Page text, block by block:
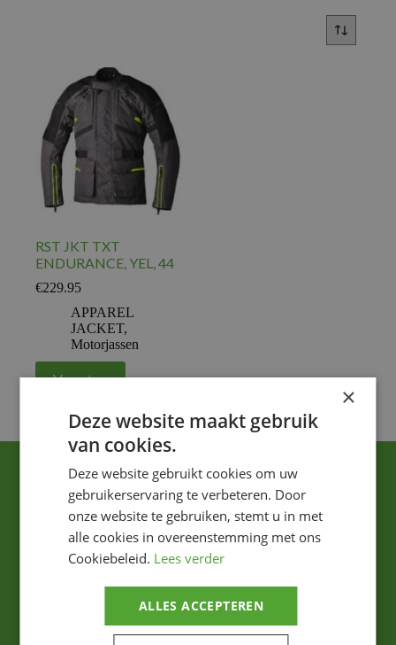
RST JKT TXT
ENDURANCE, YEL, 44
€229.95
APPAREL
JACKET,
Motorjassen
Voeg toe
×
Deze website maakt gebruik
van cookies.
Deze website gebruikt cookies om uw
gebruikerservaring te verbeteren. Door
onze website te gebruiken, stemt u in met
alle cookies in overeenstemming met ons
Cookiebeleid. Lees verder
ALLES ACCEPTEREN